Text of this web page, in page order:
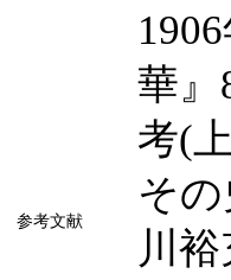
参考文献
華』
考(
そ
川